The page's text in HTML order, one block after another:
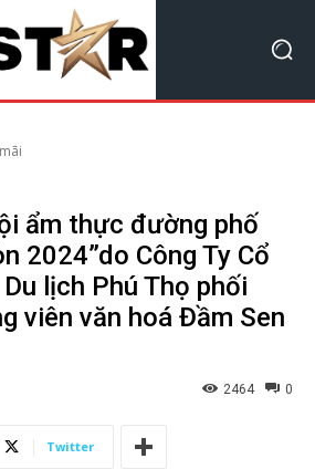
ẩm thực đường phố
2024”do Công Ty Cổ
lịch Phú Thọ phối
viên văn hoá Đầm Sen
0
2464
Twitter